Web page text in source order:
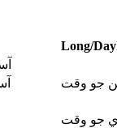
Long/
جو وقت
جو وقت